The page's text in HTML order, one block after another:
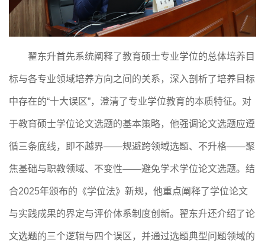
翟东升首先系统阐释了教育硕士专业学位的总体培养目
标与各专业领域培养方向之间的关系，深入剖析了培养目标
中存在的“十大误区”，澄清了专业学位教育的本质特征。对
于教育硕士学位论文选题的基本策略，他强调论文选题应遵
循三条底线，即不越界——规避跨领域选题、不升格——聚
焦基础与职教领域、不变性——避免学术学位论文选题。结
合2025年颁布的《学位法》新规，他重点阐释了学位论文
与实践成果的界定与评价体系制度创新。翟东升还介绍了论
文选题的三个逻辑与四个误区，并通过选题典型问题领域的